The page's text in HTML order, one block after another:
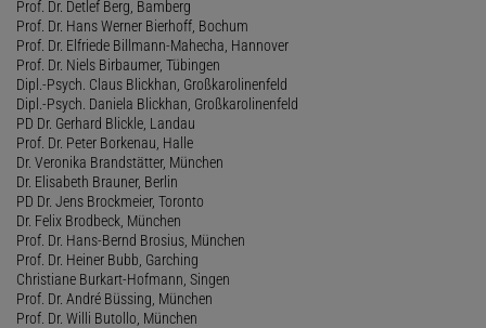
Prof. Dr. Detlef Berg, Bamberg
Prof. Dr. Hans Werner Bierhoff, Bochum
Prof. Dr. Elfriede Billmann-Mahecha, Hannover
Prof. Dr. Niels Birbaumer, Tübingen
Dipl.-Psych. Claus Blickhan, Großkarolinenfeld
Dipl.-Psych. Daniela Blickhan, Großkarolinenfeld
PD Dr. Gerhard Blickle, Landau
Prof. Dr. Peter Borkenau, Halle
Dr. Veronika Brandstätter, München
Dr. Elisabeth Brauner, Berlin
PD Dr. Jens Brockmeier, Toronto
Dr. Felix Brodbeck, München
Prof. Dr. Hans-Bernd Brosius, München
Prof. Dr. Heiner Bubb, Garching
Christiane Burkart-Hofmann, Singen
Prof. Dr. André Büssing, München
Prof. Dr. Willi Butollo, München